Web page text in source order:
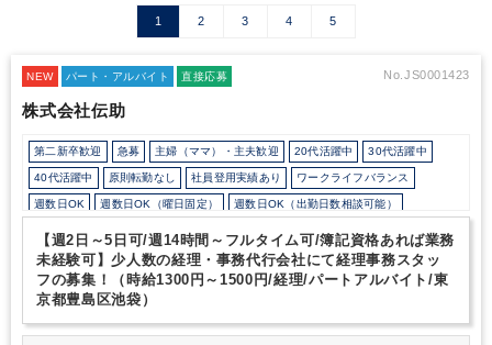
1 2 3 4 5
NEW パート・アルバイト 直接応募 No.JS0001423
株式会社伝助
第二新卒歓迎 急募 主婦（ママ）・主夫歓迎 20代活躍中 30代活躍中
40代活躍中 原則転勤なし 社員登用実績あり ワークライフバランス
週数日OK 週数日OK（曜日固定） 週数日OK（出勤日数相談可能）
週2日からOK 月数日の勤務
時短勤務の相談OK 勤務開始時間の相談OK 勤務終了時間の相談OK 朝遅め
10時以降出社OK 定時早め 16時以前退社OK フルタイム
1日5時間以内でもOK
残業少なめ 残業月10時間未満 扶養控除内 オフィスカジュアルOK
【週2日～5日可/週14時間～フルタイム可/簿記資格あれば業務
未経験可】少人数の経理・事務代行会社にて経理事務スタッ
フの募集！（時給1300円～1500円/経理/パートアルバイト/東
京都豊島区池袋）